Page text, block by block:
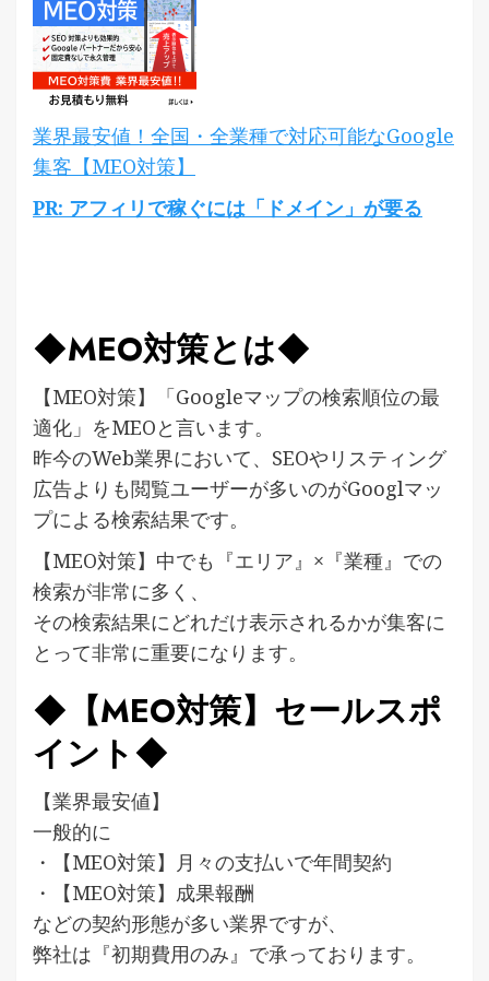
業界最安値！全国・全業種で対応可能なGoogle
集客【MEO対策】
PR: アフィリで稼ぐには「ドメイン」が要る
◆MEO対策とは◆
【MEO対策】「Googleマップの検索順位の最
適化」をMEOと言います。
昨今のWeb業界において、SEOやリスティング
広告よりも閲覧ユーザーが多いのがGooglマッ
プによる検索結果です。
【MEO対策】中でも『エリア』×『業種』での
検索が非常に多く、
その検索結果にどれだけ表示されるかが集客に
とって非常に重要になります。
◆【MEO対策】セールスポ
イント◆
【業界最安値】
一般的に
・【MEO対策】月々の支払いで年間契約
・【MEO対策】成果報酬
などの契約形態が多い業界ですが、
弊社は『初期費用のみ』で承っております。